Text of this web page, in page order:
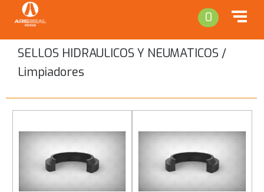
0
SELLOS HIDRAULICOS Y NEUMATICOS /
Limpiadores